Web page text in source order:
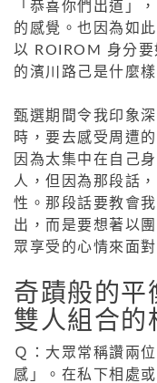
「恭喜你們出道」
的感覺。也因為如
以 ROIROM 身分
的濱川路己是什麼樣
甄選期間令我印象
時，要去感受周遭
因為太集中在自己
人，但因為那段話
性。那段話要教會
出，而是要想著以
眾享受的心情來面對
奇蹟般的平
雙人組合的
Ｑ：大眾常稱讚兩
感」。在私下相處